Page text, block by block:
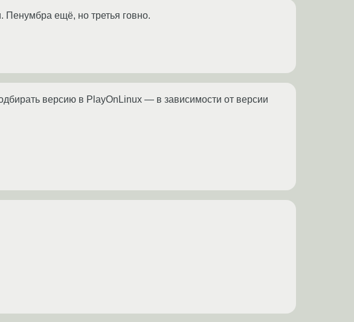
Пенумбра ещё, но третья говно.
версию в PlayOnLinux — в зависимости от версии